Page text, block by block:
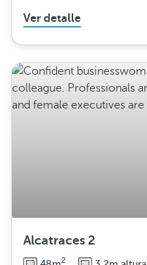
Ver detalle
Alcatraces 2
2